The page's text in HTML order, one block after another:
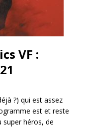
VF :
?) qui est assez
est et reste
super héros, de